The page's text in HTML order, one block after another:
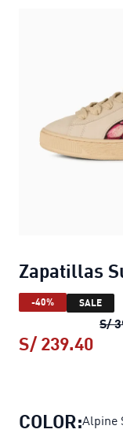
Zapatillas
-40% SALE
S/
S/ 239.40
COLOR:Alpine